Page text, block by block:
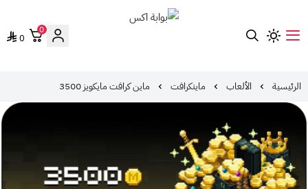
0
0
الرئيسية الألعاب ماينكرافت ماين كرافت مايكويز 3500